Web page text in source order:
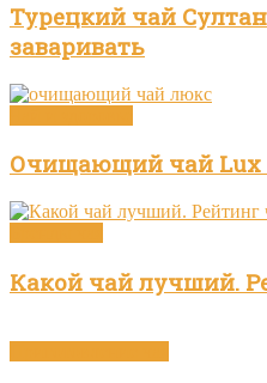
Турецкий чай
заваривать
Очищающий чай Lux
Какой чай лучший.